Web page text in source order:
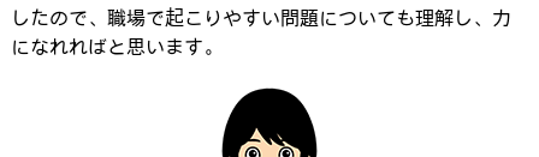
したので、職場で起こりやすい問題についても理解し、力
になれればと思います。